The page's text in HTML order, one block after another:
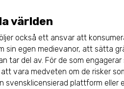
världen
också ett ansvar att
sin egen medievanor, att sätta
tar del av. För de som engagerar
vara medveten om de risker
svensklicensierad plattform eller